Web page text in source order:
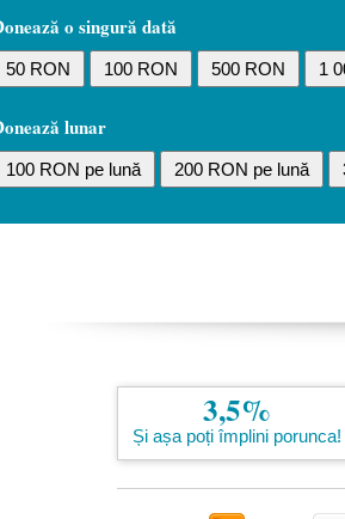
o singură dată
50 RON 100 RON 500 RON 1
lunar
100 RON pe lună 200 RON pe lună
3,5%
Și așa poți împlini porunca!